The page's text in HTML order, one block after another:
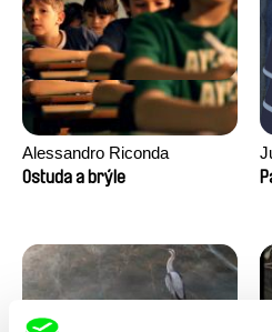
Alessandro Riconda
Ostuda a brýle